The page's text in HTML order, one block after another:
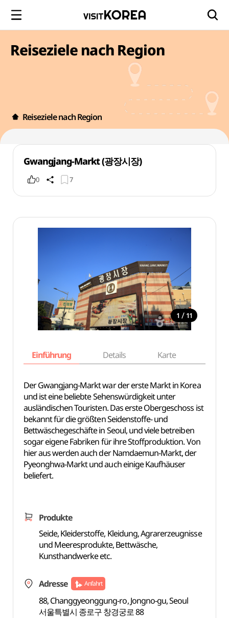
Reiseziele nach Region
Reiseziele nach Region
Gwangjang-Markt (광장시장)
0 7
1 / 11
Einführung Details Karte
Der Gwangjang-Markt war der erste Markt in Korea
und ist eine beliebte Sehenswürdigkeit unter
ausländischen Touristen. Das erste Obergeschoss ist
bekannt für die größten Seidenstoffe- und
Bettwäschegeschäfte in Seoul, und viele betreiben
sogar eigene Fabriken für ihre Stoffproduktion. Von
hier aus werden auch der Namdaemun-Markt, der
Pyeonghwa-Markt und auch einige Kaufhäuser
beliefert.
Produkte
Seide, Kleiderstoffe, Kleidung, Agrarerzeugnisse
und Meeresprodukte, Bettwäsche,
Kunsthandwerke etc.
Adresse Anfahrt
88, Changgyeonggung-ro, Jongno-gu, Seoul
서울특별시 종로구 창경궁로 88